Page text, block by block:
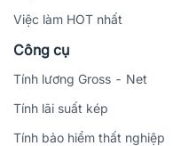
Việc làm HOT nhất
Công cụ
Tính lương Gross - Net
Tính lãi suất kép
Tính bảo hiểm thất nghiệp